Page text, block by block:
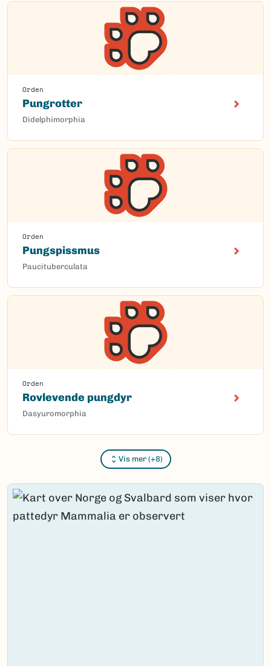
Orden
Pungrotter
Didelphimorphia
Orden
Pungspissmus
Paucituberculata
Orden
Rovlevende pungdyr
Dasyuromorphia
Vis mer (+8)